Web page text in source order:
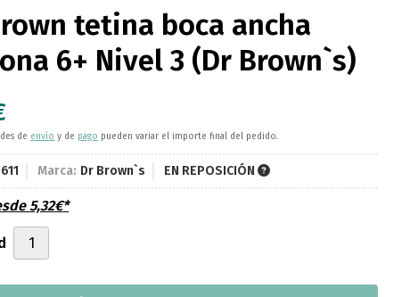
tetina boca ancha
6+ Nivel 3 (Dr Brown`s)
de envío y de pago pueden variar el importe final del pedido.
Marca: Dr Brown`s EN REPOSICIÓN
5,32€*